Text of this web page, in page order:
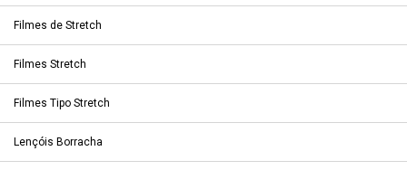
Filmes de Stretch
Filmes Stretch
Filmes Tipo Stretch
Lençóis Borracha